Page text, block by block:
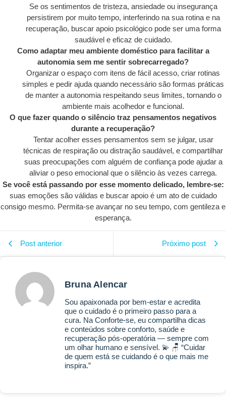
Se os sentimentos de tristeza, ansiedade ou insegurança
persistirem por muito tempo, interferindo na sua rotina e na
recuperação, buscar apoio psicológico pode ser uma forma
saudável e eficaz de cuidado.
Como adaptar meu ambiente doméstico para facilitar a
autonomia sem me sentir sobrecarregado?
Organizar o espaço com itens de fácil acesso, criar rotinas
simples e pedir ajuda quando necessário são formas práticas
de manter a autonomia respeitando seus limites, tornando o
ambiente mais acolhedor e funcional.
O que fazer quando o silêncio traz pensamentos negativos
durante a recuperação?
Tentar acolher esses pensamentos sem se julgar, usar
técnicas de respiração ou distração saudável, e compartilhar
suas preocupações com alguém de confiança pode ajudar a
aliviar o peso emocional que o silêncio às vezes carrega.
Se você está passando por esse momento delicado, lembre-se:
suas emoções são válidas e buscar apoio é um ato de cuidado
consigo mesmo. Permita-se avançar no seu tempo, com gentileza e
esperança.
Post anterior Próximo post
Bruna Alencar
Sou apaixonada por bem-estar e acredita
que o cuidado é o primeiro passo para a
cura. Na Conforte-se, eu compartilha dicas
e conteúdos sobre conforto, saúde e
recuperação pós-operatória — sempre com
um olhar humano e sensível. 💫 🪑 “Cuidar
de quem está se cuidando é o que mais me
inspira.”